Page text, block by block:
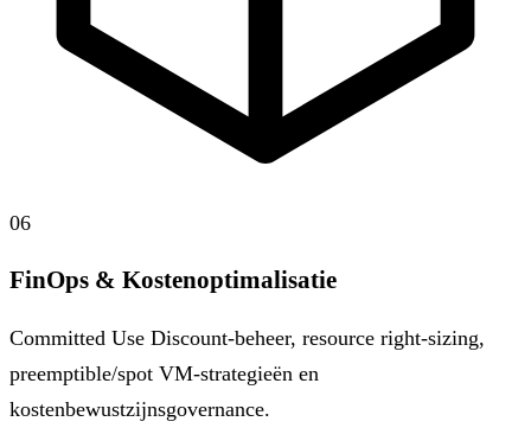
06
FinOps & Kostenoptimalisatie
Committed Use Discount-beheer, resource right-sizing,
preemptible/spot VM-strategieën en
kostenbewustzijnsgovernance.